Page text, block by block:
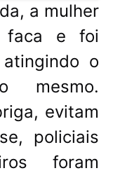
a mulher
faca e foi
o
mesmo.
evitam
policiais
foram